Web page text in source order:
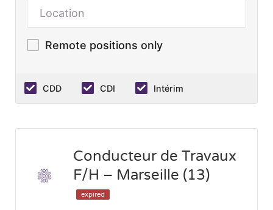
Remote positions only
CDD CDI Intérim
Conducteur de Travaux
F/H – Marseille (13)
expired